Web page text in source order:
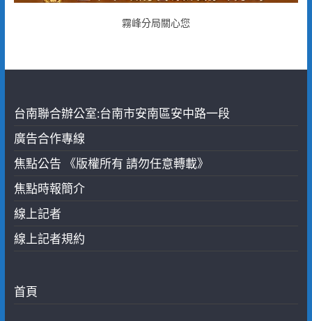
霧峰分局關心您
台南聯合辦公室:台南市安南區安中路一段
廣告合作專線
焦點公告 《版權所有 請勿任意轉載》
焦點時報簡介
線上記者
線上記者規約
首頁